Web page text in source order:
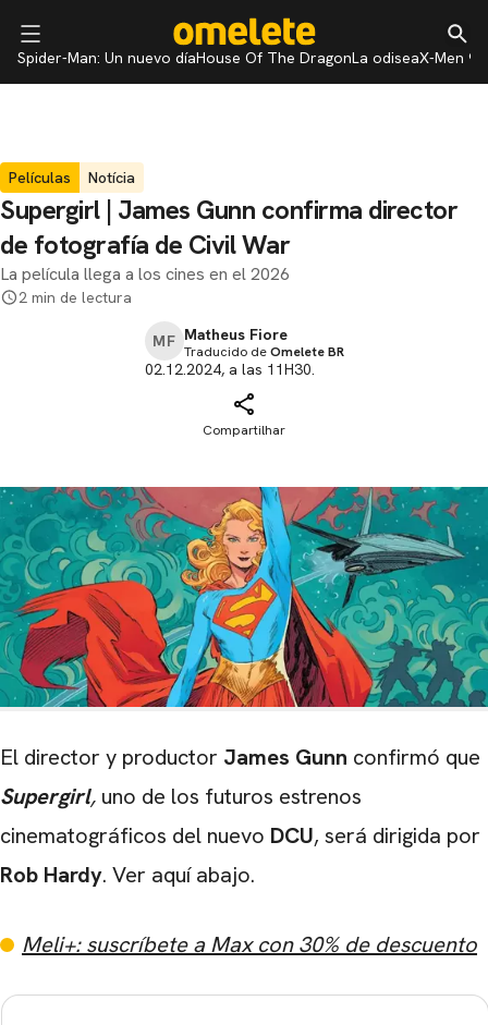
Spider-Man: Un nuevo díaHouse Of The DragonLa odiseaX-Men 97
Películas Notícia
Supergirl | James Gunn confirma director
de fotografía de Civil War
La película llega a los cines en el 2026
2 min de lectura
MF Matheus Fiore
Traducido deOmelete BR
02.12.2024, a las 11H30.
Compartilhar
El director y productor James Gunn confirmó que
Supergirl, uno de los futuros estrenos
cinematográficos del nuevo DCU, será dirigida por
Rob Hardy. Ver aquí abajo.
Meli+: suscríbete a Max con 30% de descuento